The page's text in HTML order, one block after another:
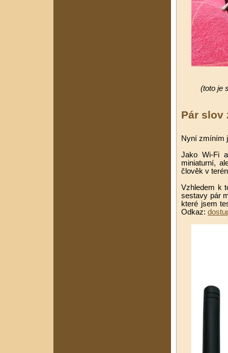
(toto je
Pár slov
Nyní zmíním
Jako Wi-Fi
miniaturní,
člověk v
Vzhledem k
sestavy pár
které jsem
Odkaz: